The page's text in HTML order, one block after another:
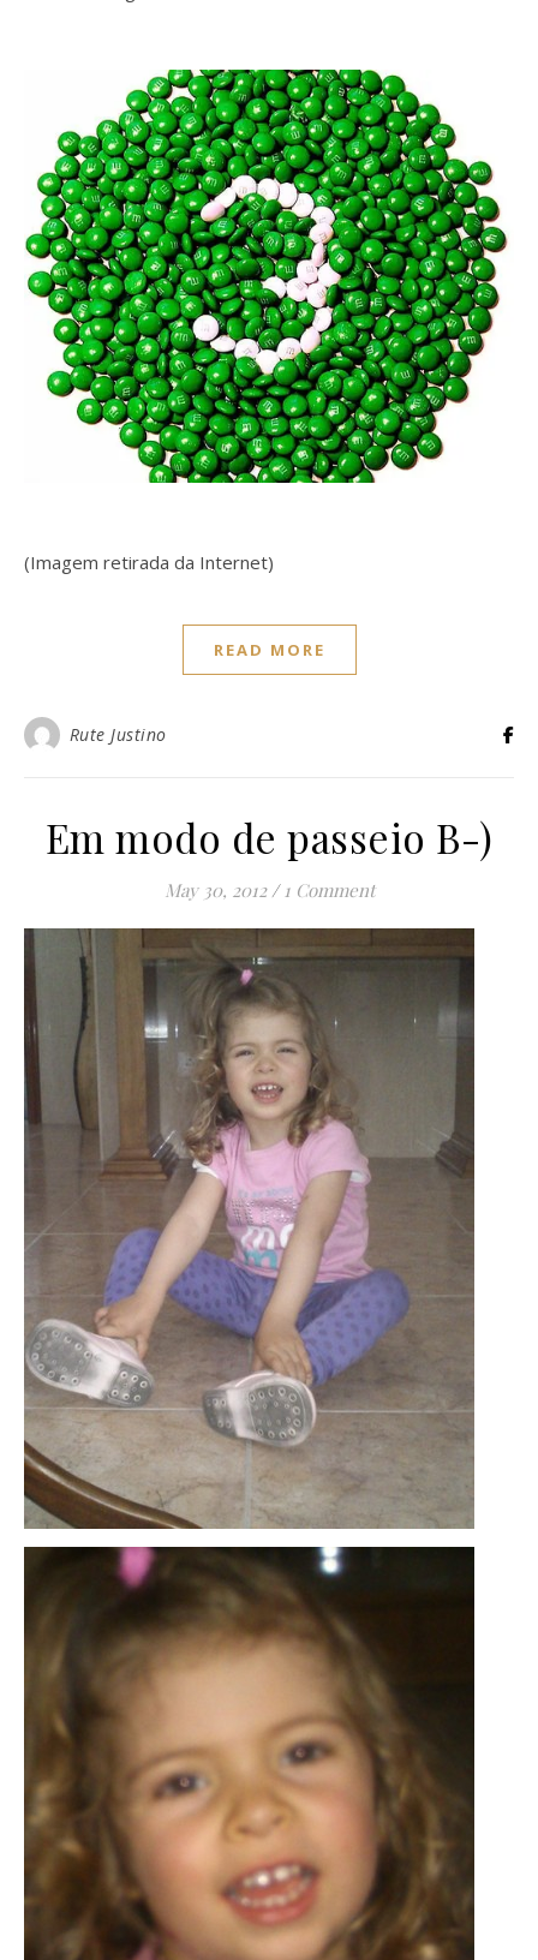
(Imagem retirada da Internet)
READ MORE
Rute Justino
Em modo de passeio B-)
May 30, 2012 / 1 Comment